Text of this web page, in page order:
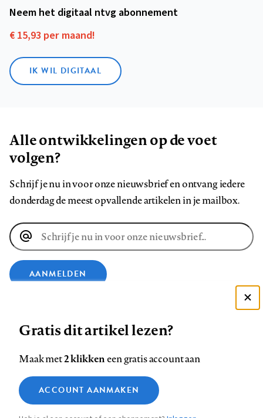
Neem het digitaal ntvg abonnement
€ 15,93 per maand!
IK WIL DIGITAAL
Alle ontwikkelingen op de voet
volgen?
Schrijf je nu in voor onze nieuwsbrief en ontvang iedere
donderdag de meest opvallende artikelen in je mailbox.
E-
mailadres
AANMELDEN
op
Facebook
op
LinkedIn
op
Bluesky
ons
op
InstagramYouTube
Footer
Contact Colofon Disclaimer Privacy
Medische vragen verdienen
betrouwbare antwoorden
Zie onze cookie policy
Analytische cookies
Gratis dit artikel lezen?
Maak met2 klikkeneen gratis account aan
ACCOUNT AANMAKEN